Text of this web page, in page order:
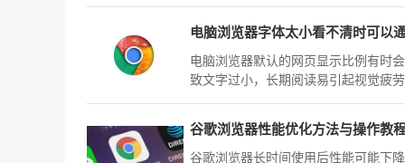
加载功能，保障浏览器正常运作。
电脑浏览器默认的网页显示比例有时
致文字过小，长期阅读易引起视觉疲
键适配最舒适的字体阅读大小，优化
视觉浏览体验。
谷歌浏览器性能优化方法与操作教
谷歌浏览器长时间使用后性能可能下